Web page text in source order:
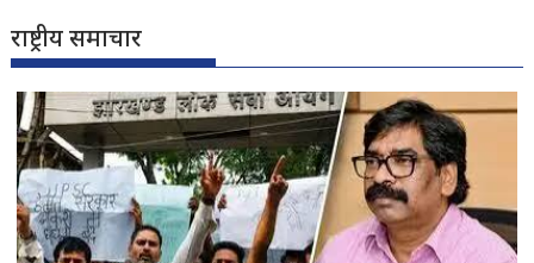
राष्ट्रीय समाचार